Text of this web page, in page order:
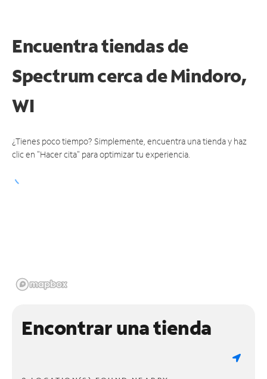
Encuentra tiendas de
Spectrum cerca deMindoro,
WI
¿Tienes poco tiempo? Simplemente, encuentra una tienda y haz
clic en "Hacer cita" para optimizar tu experiencia.
Encontrar una tienda